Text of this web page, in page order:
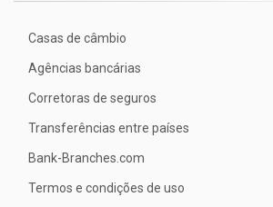
Casas de câmbio
Agências bancárias
Corretoras de seguros
Transferências entre países
Bank-Branches.com
Termos e condições de uso